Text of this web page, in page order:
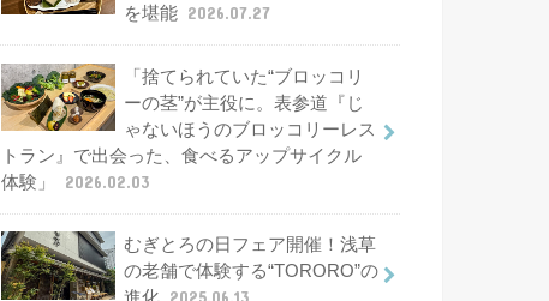
を堪能 2026.07.27
「捨てられていた“ブロッコリ
ーの茎”が主役に。表参道『じ
ゃないほうのブロッコリーレス
トラン』で出会った、食べるアップサイクル
体験」
2026.02.03
むぎとろの日フェア開催！浅草
の老舗で体験する“TORORO”の